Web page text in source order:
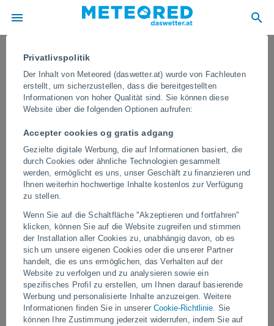
Privatlivspolitik
Der Inhalt von Meteored (daswetter.at) wurde von Fachleuten
erstellt, um sicherzustellen, dass die bereitgestellten
Informationen von hoher Qualität sind. Sie können diese
Website über die folgenden Optionen aufrufen:
Accepter cookies og gratis adgang
Gezielte digitale Werbung, die auf Informationen basiert, die
durch Cookies oder ähnliche Technologien gesammelt
werden, ermöglicht es uns, unser Geschäft zu finanzieren und
Ihnen weiterhin hochwertige Inhalte kostenlos zur Verfügung
zu stellen.
Wenn Sie auf die Schaltfläche "Akzeptieren und fortfahren"
klicken, können Sie auf die Website zugreifen und stimmen
der Installation aller Cookies zu, unabhängig davon, ob es
sich um unsere eigenen Cookies oder die unserer Partner
handelt, die es uns ermöglichen, das Verhalten auf der
Website zu verfolgen und zu analysieren sowie ein
spezifisches Profil zu erstellen, um Ihnen darauf basierende
Werbung und personalisierte Inhalte anzuzeigen. Weitere
Informationen finden Sie in unsererCookie-Richtlinie. Sie
können Ihre Zustimmung jederzeit widerrufen, indem Sie auf
Hagel bedeckt die Sahara in Marokko
mit Weiß! Schwere Stürme treffen die
großen Dünen von Erg Chebbi
Aufgrund plötzlicher atmosphärischer Veränderungen kann es in
der Sahara zu Hagelstürmen kommen. Diese seltenen
Phänomene erzeugen eindrucksvolle Bilder über den Dünen.
Video